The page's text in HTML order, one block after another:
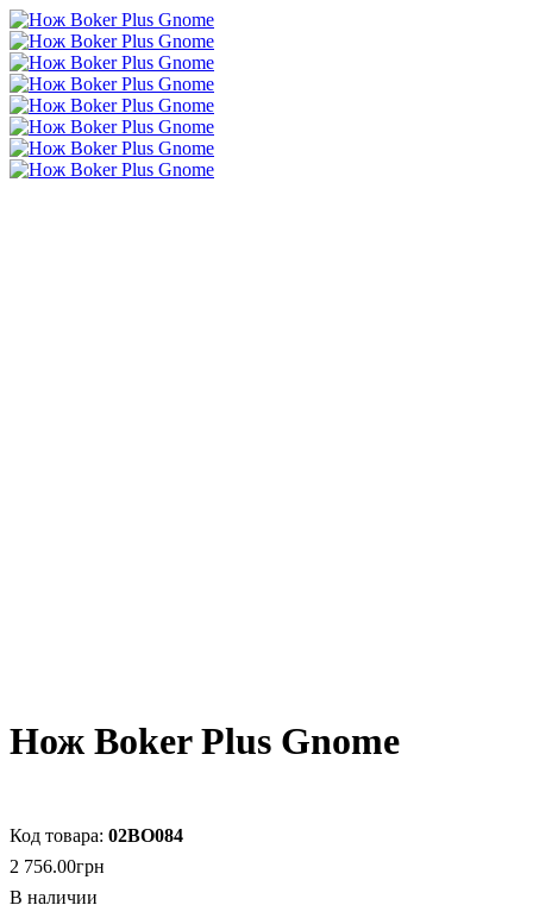
Нож Boker Plus Gnome
02BO084
2 756.00грн